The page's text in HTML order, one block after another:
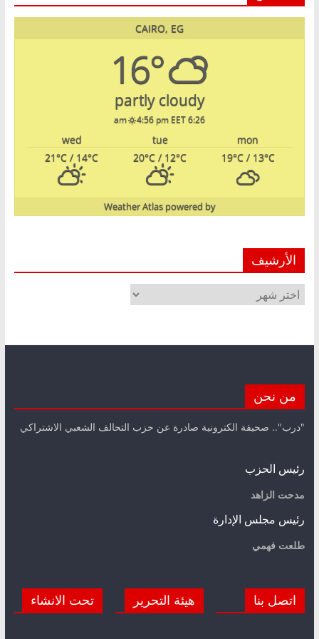
CAIRO, EG
16°
partly cloudy
6:26 am
4:56 pm EET
mon
tue
wed
19°C/ 13°C
20°C / 12°C
21°C / 14°C
powered by
Weather Atlas
الأرشيف
الأرشيف
من نحن
"درب".. صحيفة الكترونية صادرة عن حزب التحالف الشعبي الاشتراكي
رئيس الحزب
مدحت الزاهد
رئيس مجلس الإدارة
طلعت فهمي
اتصل بنا هيئة التحرير تحت الانشاء